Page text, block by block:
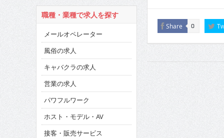
Share 0
職種・業種で求人を探す
メールオペレーター
風俗の求人
キャバクラの求人
営業の求人
パワフルワーク
ホスト・モデル・AV
接客・販売サービス